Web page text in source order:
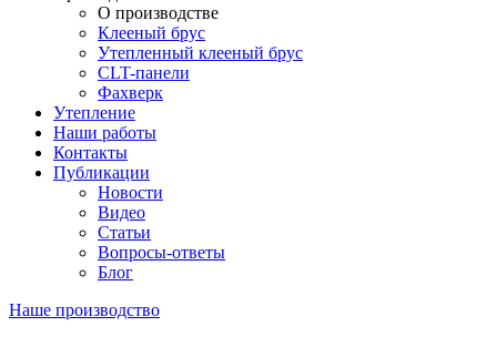
О производстве
Клееный брус
Утепленный клееный брус
CLT-панели
Фахверк
Утепление
Наши работы
Контакты
Публикации
Новости
Видео
Статьи
Вопросы-ответы
Блог
Наше производство